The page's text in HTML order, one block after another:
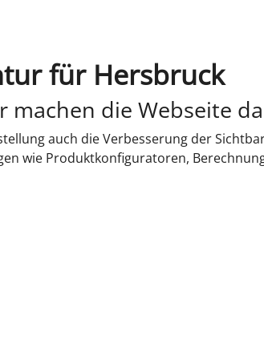
für Hersbruck
machen die Webseite
auch die Verbesserung der
wie Produktkonfiguratoren,